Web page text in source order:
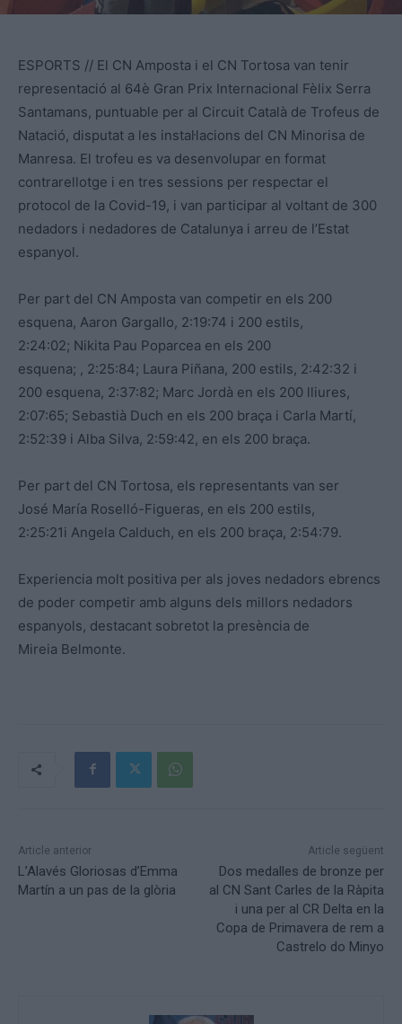
ESPORTS // El CN Amposta i el CN Tortosa van tenir
representació al 64è Gran Prix Internacional Fèlix Serra
Santamans, puntuable per al Circuit Català de Trofeus de
Natació, disputat a les instal·lacions del CN Minorisa de
Manresa. El trofeu es va desenvolupar en format
contrarellotge i en tres sessions per respectar el
protocol de la Covid-19, i van participar al voltant de 300
nedadors i nedadores de Catalunya i arreu de l’Estat
espanyol.
Per part del CN Amposta van competir en els 200
esquena, Aaron Gargallo, 2:19:74 i 200 estils,
2:24:02; Nikita Pau Poparcea en els 200
esquena; , 2:25:84; Laura Piñana, 200 estils, 2:42:32 i
200 esquena, 2:37:82; Marc Jordà en els 200 lliures,
2:07:65; Sebastià Duch en els 200 braça i Carla Martí,
2:52:39 i Alba Silva, 2:59:42, en els 200 braça.
Per part del CN Tortosa, els representants van ser
José María Roselló-Figueras, en els 200 estils,
2:25:21i Angela Calduch, en els 200 braça, 2:54:79.
Experiencia molt positiva per als joves nedadors ebrencs
de poder competir amb alguns dels millors nedadors
espanyols, destacant sobretot la presència de
Mireia Belmonte.
Article anterior
L’Alavés Gloriosas d’Emma
Martín a un pas de la glòria
Article següent
Dos medalles de bronze per
al CN Sant Carles de la Ràpita
i una per al CR Delta en la
Copa de Primavera de rem a
Castrelo do Minyo